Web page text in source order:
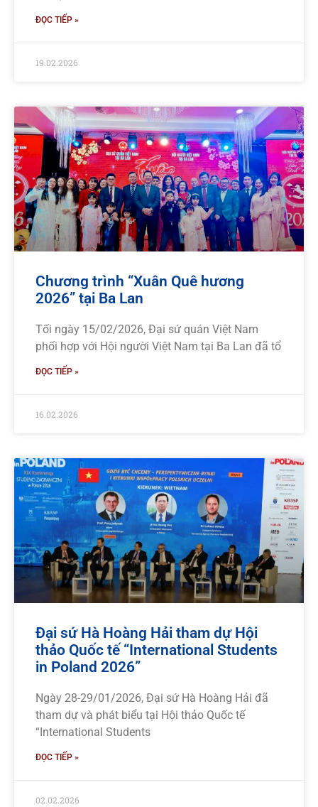
ĐỌC TIẾP »
19.02.2026
Chương trình “Xuân Quê hương
2026” tại Ba Lan
Tối ngày 15/02/2026, Đại sứ quán Việt Nam
phối hợp với Hội người Việt Nam tại Ba Lan đã tổ
ĐỌC TIẾP »
16.02.2026
Đại sứ Hà Hoàng Hải tham dự Hội
thảo Quốc tế “International Students
in Poland 2026”
Ngày 28-29/01/2026, Đại sứ Hà Hoàng Hải đã
tham dự và phát biểu tại Hội thảo Quốc tế
“International Students
ĐỌC TIẾP »
02.02.2026